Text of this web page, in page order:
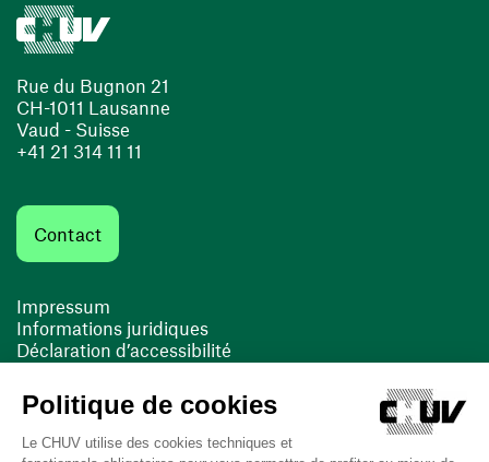
Rue du Bugnon 21
CH-1011 Lausanne
Vaud - Suisse
+41 21 314 11 11
Contact
Impressum
Informations juridiques
Déclaration d’accessibilité
Cookies